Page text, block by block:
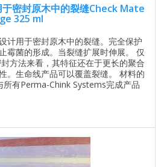
密封原木中的裂缝Check Mate
325 ml
计用于密封原木中的裂缝。完全保护
霉菌的形成。当裂缝扩展时伸展。 仅
方法来看，其特征还在于更长的聚合
。生命线产品可以覆盖裂缝。 材料的
有Perma-Chink Systems完成产品
清洗 自然色以颜色表示 消耗量 取决
温度 ：从+ 5°С到+ 32°С。 干燥时